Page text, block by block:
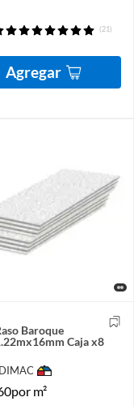
(21)
Agregar
Baroque
Caja x8
por m²